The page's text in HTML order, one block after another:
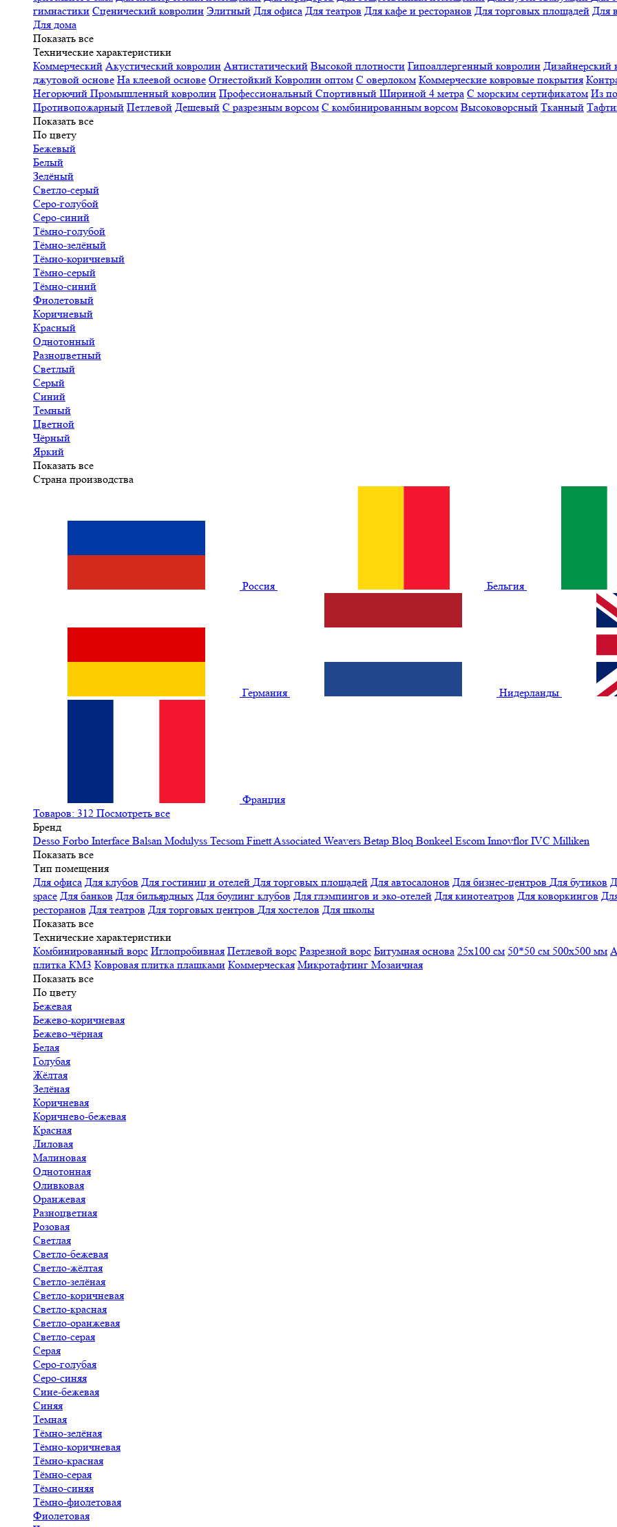
гимнастики Сценический ковролин Элитный Для офиса Для театров Для кафе и ресторанов Для торговых площадей Для
Для дома
Показать все
Технические характеристики
Коммерческий Акустический ковролин Антистатический Высокой плотности Гипоаллергенный ковролин Дизайнерский
джутовой основе На клеевой основе Огнестойкий Ковролин оптом С оверлоком Коммерческие ковровые покрытия
Негорючий Промышленный ковролин Профессиональный Спортивный Шириной 4 метра С морским сертификатом Из
Противопожарный Петлевой Дешевый С разрезным ворсом С комбинированным ворсом Высоковорсный Тканный
Показать все
По цвету
Бежевый
Белый
Зелёный
Светло-серый
Серо-голубой
Серо-синий
Тёмно-голубой
Тёмно-зелёный
Тёмно-коричневый
Тёмно-серый
Тёмно-синий
Фиолетовый
Коричневый
Красный
Однотонный
Разноцветный
Светлый
Серый
Синий
Темный
Цветной
Чёрный
Яркий
Показать все
Страна производства
Россия Бельгия
Германия Нидерланды
Франция
Товаров: 312 Посмотреть все
Бренд
Desso Forbo Interface Balsan Modulyss Tecsom FinettAssociated Weavers Betap Bloq Bonkeel Escom Innovflor IVC Milliken
Показать все
Тип помещения
Для офиса Для клубов Для гостиниц и отелей Для торговых площадей Для автосалонов Для бизнес-центров Для бутиков
space Для банков Для бильярдных Для боулинг клубов Для глэмпингов и эко-отелей Для кинотеатров Для коворкингов
ресторанов Для театров Для торговых центров Для хостелов Для школы
Показать все
Технические характеристики
Комбинированный ворс Иглопробивная Петлевой ворс Разрезной ворс Битумная основа 25x100 см 50*50 см 500х500 мм
плитка КМ3 Ковровая плитка плашками Коммерческая Микротафтинг Мозаичная
Показать все
По цвету
Бежевая
Бежево-коричневая
Бежево-чёрная
Белая
Голубая
Жёлтая
Зелёная
Коричневая
Коричнево-бежевая
Красная
Лиловая
Малиновая
Однотонная
Оливковая
Оранжевая
Разноцветная
Розовая
Светлая
Светло-бежевая
Светло-жёлтая
Светло-зелёная
Светло-коричневая
Светло-красная
Светло-оранжевая
Светло-серая
Серая
Серо-голубая
Серо-синяя
Сине-бежевая
Синяя
Темная
Тёмно-зелёная
Тёмно-коричневая
Тёмно-красная
Тёмно-серая
Тёмно-синяя
Тёмно-фиолетовая
Фиолетовая